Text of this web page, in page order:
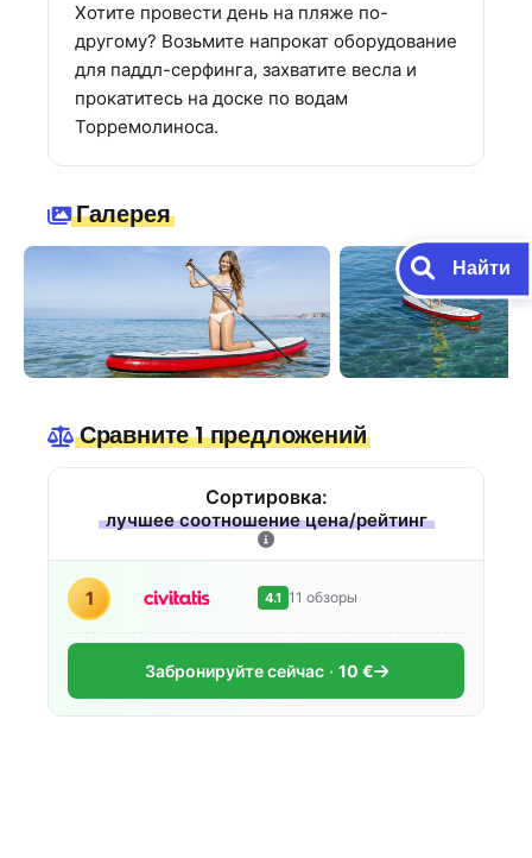
Хотите провести день на пляже по-
другому? Возьмите напрокат оборудование
для паддл-серфинга, захватите весла и
прокатитесь на доске по водам
Торремолиноса.
Галерея
Сравните 1 предложений
Сортировка:
лучшее соотношение цена/рейтинг
1 4.1 11 обзоры
Забронируйте сейчас 10 €
Найти